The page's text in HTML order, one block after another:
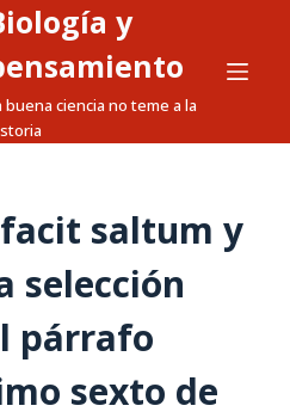
y
buena ciencia no teme a la
saltum y
selección
párrafo
sexto de